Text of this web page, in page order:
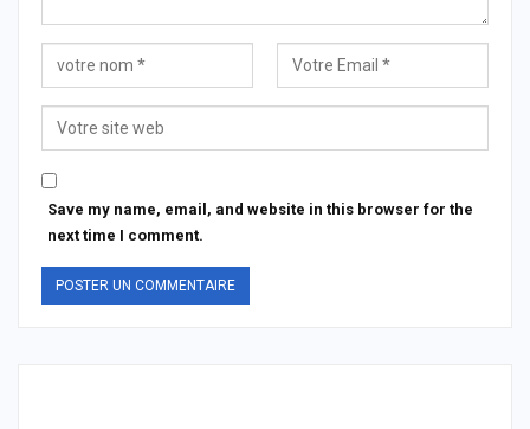
Save my name, email, and website in this browser for the
next time I comment.